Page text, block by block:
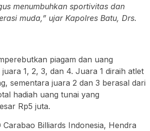
menumbuhkan sportivitas dan
muda,” ujar Kapolres Batu, Drs.
piagam dan uang
1, 2, 3, dan 4. Juara 1 diraih atlet
sementara juara 2 dan 3 berasal dari
hadiah uang tunai yang
Rp5 juta.
Carabao Billiards Indonesia, Hendra